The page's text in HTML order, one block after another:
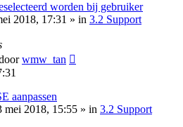
worden bij gebruiker
2018, 17:31 » in 3.2 Support
wmw_tan
aanpassen
mei 2018, 15:55 » in 3.2 Support